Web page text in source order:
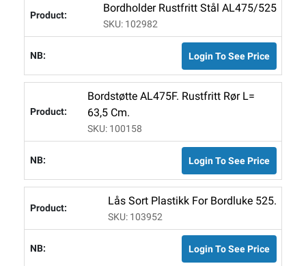
Bordholder Rustfritt Stål AL475/525
SKU: 102982
Login To See Price
Bordstøtte AL475F. Rustfritt Rør L=
63,5 Cm.
SKU: 100158
Login To See Price
Lås Sort Plastikk For Bordluke 525.
SKU: 103952
Login To See Price